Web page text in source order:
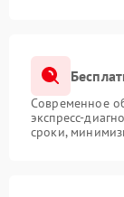
Современное
экспресс-
сроки,